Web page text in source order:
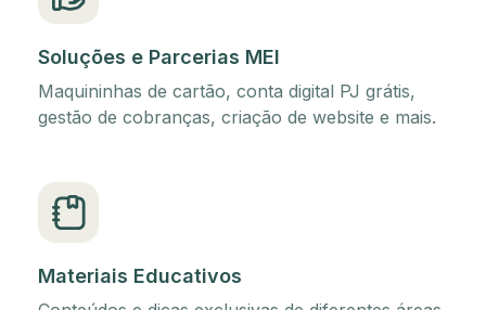
Soluções e Parcerias MEI
Maquininhas de cartão, conta digital PJ grátis,
gestão de cobranças, criação de website e mais.
Materiais Educativos